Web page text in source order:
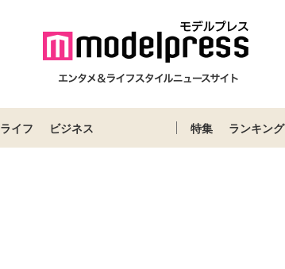
ライフ ビジネス 特集 ランキング